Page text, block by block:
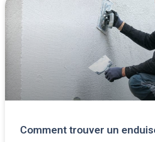
Comment trouver un